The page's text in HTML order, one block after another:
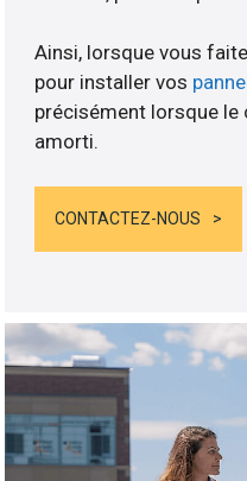
Ainsi, lorsque vous
pour installer vos
précisément lorsque le
amorti.
CONTACTEZ-NOUS